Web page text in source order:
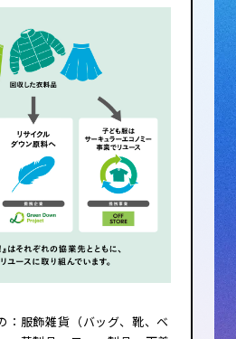
服飾雑貨（バッグ、靴、ベ